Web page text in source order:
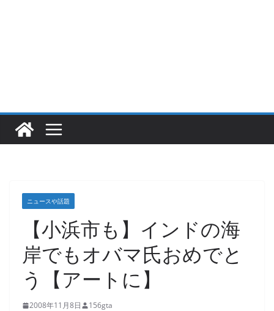
ニュースや話題
【小浜市も】インドの海
岸でもオバマ氏おめでと
う【アートに】
2008年11月8日 156gta